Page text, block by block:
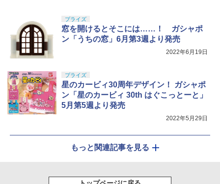
プライズ
窓を開けるとそこには……！ ガシャポ
ン「うちの窓」6月第3週より発売
2022年6月19日
プライズ
星のカービィ30周年デザイン！ ガシャポ
ン「星のカービィ 30th はぐこっとーと」
5月第5週より発売
2022年5月29日
もっと関連記事を見る